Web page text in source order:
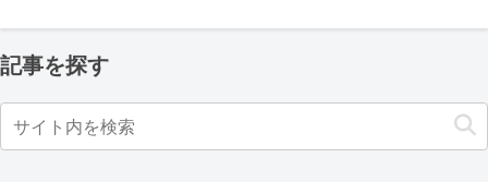
記事を探す